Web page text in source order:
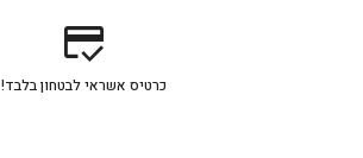
credit_score
כרטיס אשראי לבטחון בלבד!